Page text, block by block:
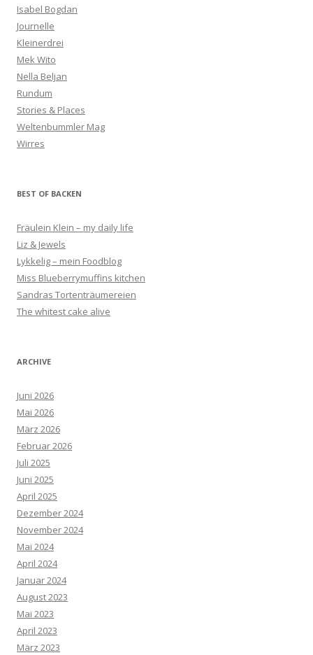
Isabel Bogdan
Journelle
Kleinerdrei
Mek Wito
Nella Beljan
Rundum
Stories & Places
Weltenbummler Mag
Wirres
BEST OF BACKEN
Fräulein Klein – my daily life
Liz & Jewels
Lykkelig – mein Foodblog
Miss Blueberrymuffins kitchen
Sandras Tortenträumereien
The whitest cake alive
ARCHIVE
Juni 2026
Mai 2026
März 2026
Februar 2026
Juli 2025
Juni 2025
April 2025
Dezember 2024
November 2024
Mai 2024
April 2024
Januar 2024
August 2023
Mai 2023
April 2023
März 2023